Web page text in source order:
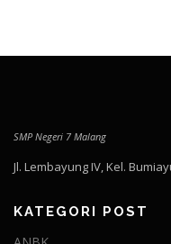
SMP Negeri 7 Malang
Jl. Lembayung IV, Kel.
KATEGORI POST